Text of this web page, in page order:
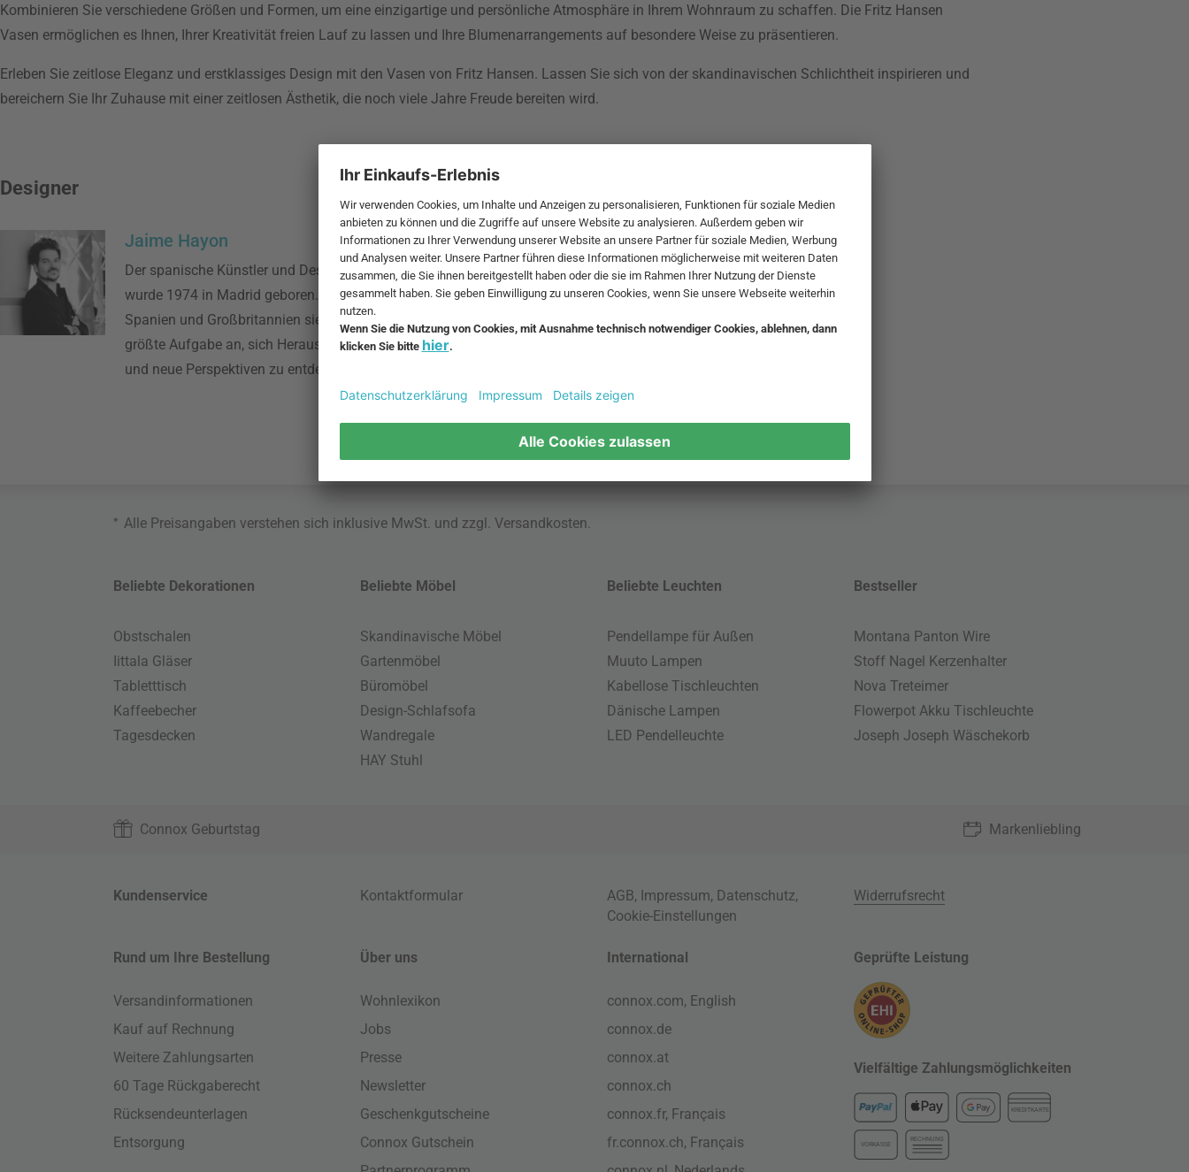
Kombinieren Sie verschiedene Größen und Formen, um eine einzigartige und persönliche Atmosphäre in Ihrem Wohnraum zu schaffen. Die Fritz Hansen
Vasen ermöglichen es Ihnen, Ihrer Kreativität freien Lauf zu lassen und Ihre Blumenarrangements auf besondere Weise zu präsentieren.
Erleben Sie zeitlose Eleganz und erstklassiges Design mit den Vasen von Fritz Hansen. Lassen Sie sich von der skandinavischen Schlichtheit inspirieren und
bereichern Sie Ihr Zuhause mit einer zeitlosen Ästhetik, die noch viele Jahre Freude bereiten wird.
Designer
Jaime Hayon
Der spanische Künstler und Designer Jaime Hayon
wurde 1974 in Madrid geboren. Mit Büros in Italien,
Spanien und Großbritannien sieht es Hayon als seine
größte Aufgabe an, sich Herausforderungen zu stellen
und neue Perspektiven zu entdecken.
* Alle Preisangaben verstehen sich inklusive MwSt. und zzgl.Versandkosten
Beliebte Dekorationen
Obstschalen
Iittala Gläser
Tabletttisch
Kaffeebecher
Tagesdecken
Beliebte Möbel
Skandinavische Möbel
Gartenmöbel
Büromöbel
Design-Schlafsofa
Wandregale
HAY Stuhl
Beliebte Leuchten
Pendellampe für Außen
Muuto Lampen
Kabellose Tischleuchten
Dänische Lampen
LED Pendelleuchte
Bestseller
Montana Panton Wire
Stoff Nagel Kerzenhalter
Nova Treteimer
Flowerpot Akku Tischleuchte
Joseph Joseph Wäschekorb
Connox Geburtstag Markenliebling
Kundenservice Kontaktformular AGB, Impressum, Datenschutz,
Cookie-Einstellungen
Widerrufsrecht
Rund um Ihre Bestellung
Versandinformationen
Kauf auf Rechnung
Weitere Zahlungsarten
60 Tage Rückgaberecht
Rücksendeunterlagen
Entsorgung
Über uns
Wohnlexikon
Jobs
Presse
Newsletter
Geschenkgutscheine
Connox Gutschein
International
connox.com, English
connox.de
connox.at
connox.ch
connox.fr, Français
fr.connox.ch, Français
Geprüfte Leistung
Vielfältige Zahlungsmöglichkeiten
KREDITKARTE
VORKASSE
RECHNUNG